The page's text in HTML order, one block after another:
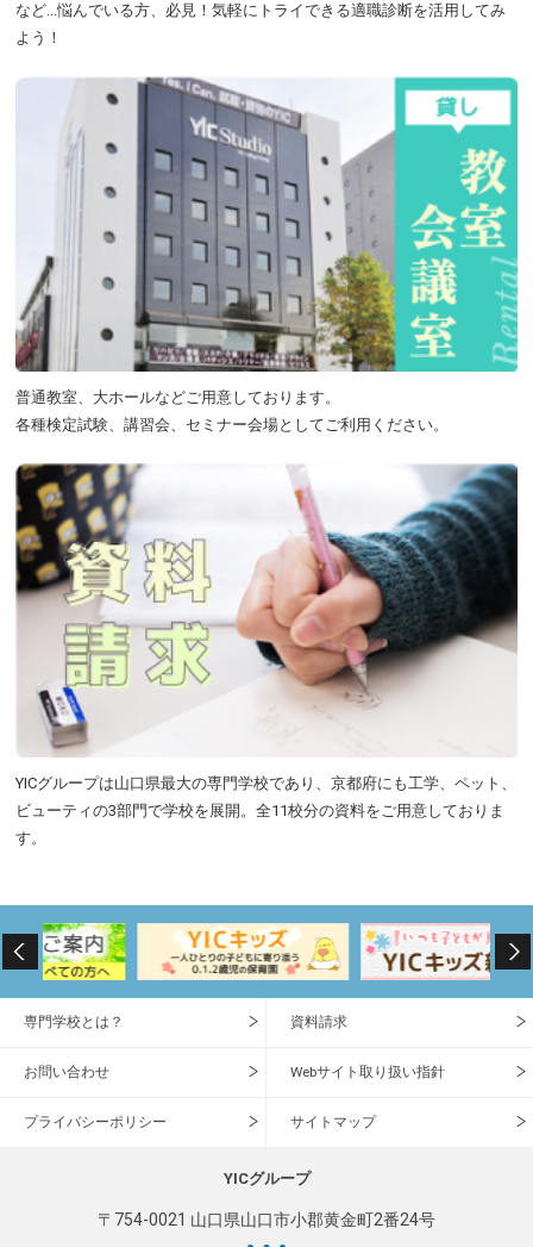
など...悩んでいる方、必見！気軽にトライできる適職診断を活用してみ
よう！
普通教室、大ホールなどご用意しております。
各種検定試験、講習会、セミナー会場としてご利用ください。
YICグループは山口県最大の専門学校であり、京都府にも工学、ペット、
ビューティの3部門で学校を展開。全11校分の資料をご用意しておりま
す。
専門学校とは？ 資料請求
お問い合わせ Webサイト取り扱い指針
プライバシーポリシー サイトマップ
YICグループ
〒754-0021 山口県山口市小郡黄金町2番24号